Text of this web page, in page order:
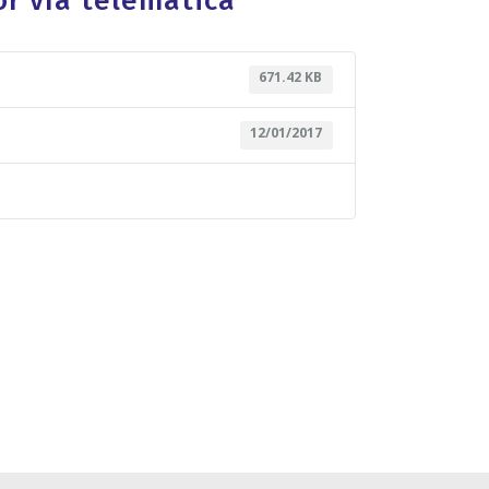
671.42 KB
12/01/2017